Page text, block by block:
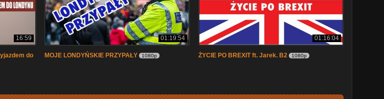
16:59
do
01:19:54
MOJE LONDYŃSKIE PRZYPAŁY 1080p
01:16:04
ŻYCIE PO BREXIT ft. Jarek. B2 1080p